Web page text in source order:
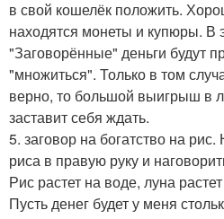
в свой кошелёк положить.
находятся монеты и купюры. В
"Заговорённые" деньги будут
"множиться". Только в том
верно, то большой выигрыш в
заставит себя ждать.
5. заговор на богатство на
риса в правую руку и
Рис растет на воде, луна
Пусть денег будет у меня